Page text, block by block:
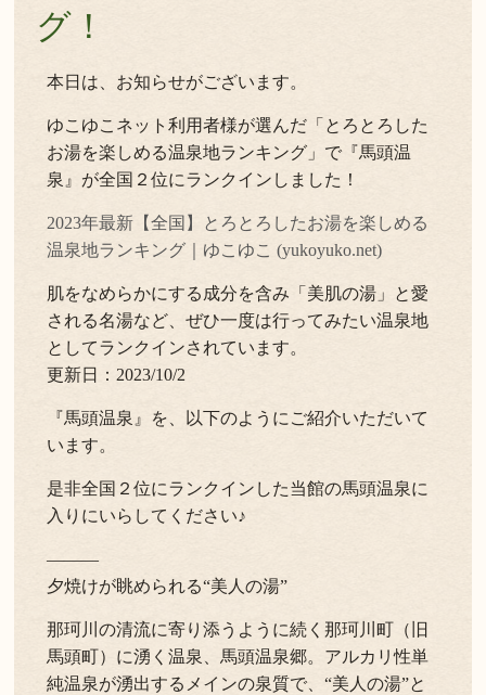
グ！
本日は、お知らせがございます。
ゆこゆこネット利用者様が選んだ「とろとろした
お湯を楽しめる温泉地ランキング」で『馬頭温
泉』が全国２位にランクインしました！
2023年最新【全国】とろとろしたお湯を楽しめる
温泉地ランキング｜ゆこゆこ (yukoyuko.net)
肌をなめらかにする成分を含み「美肌の湯」と愛
される名湯など、ぜひ一度は行ってみたい温泉地
としてランクインされています。
更新日：2023/10/2
『馬頭温泉』を、以下のようにご紹介いただいて
います。
是非全国２位にランクインした当館の馬頭温泉に
入りにいらしてください♪
―――
夕焼けが眺められる“美人の湯”
那珂川の清流に寄り添うように続く那珂川町（旧
馬頭町）に湧く温泉、馬頭温泉郷。アルカリ性単
純温泉が湧出するメインの泉質で、“美人の湯”と